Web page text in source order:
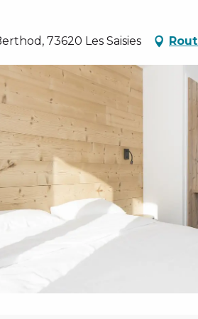
73620 Les Saisies